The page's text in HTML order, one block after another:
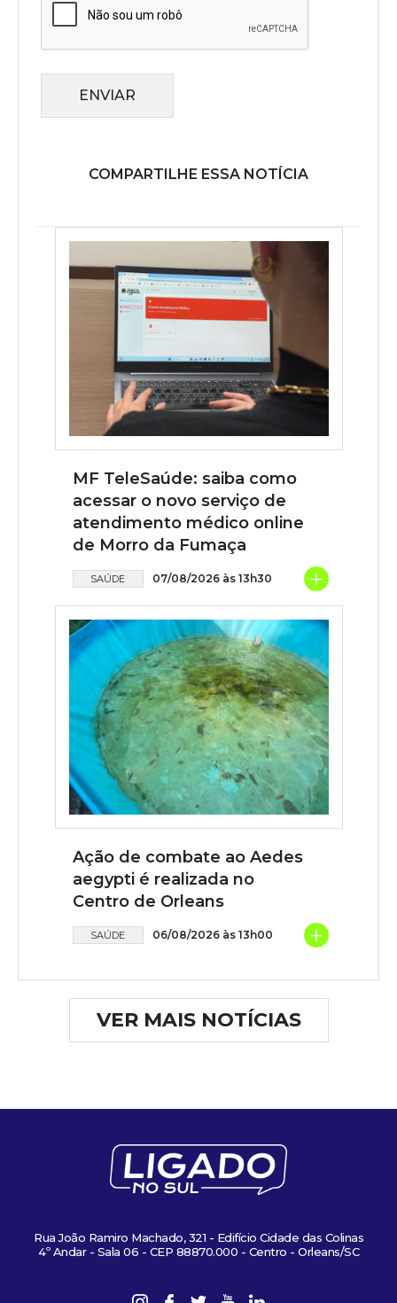
ENVIAR
COMPARTILHE ESSA NOTÍCIA
MF TeleSaúde: saiba como
acessar o novo serviço de
atendimento médico online
de Morro da Fumaça
SAÚDE 07/08/2026 às 13h30 +
Ação de combate ao Aedes
aegypti é realizada no
Centro de Orleans
SAÚDE 06/08/2026 às 13h00 +
VER MAIS NOTÍCIAS
Rua João Ramiro Machado, 321 - Edifício Cidade das Colinas
4º Andar - Sala 06 - CEP 88870.000 - Centro - Orleans/SC